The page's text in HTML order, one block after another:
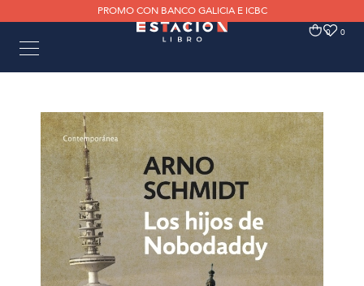
PROMO CON BANCO GALICIA E ICBC
0 0